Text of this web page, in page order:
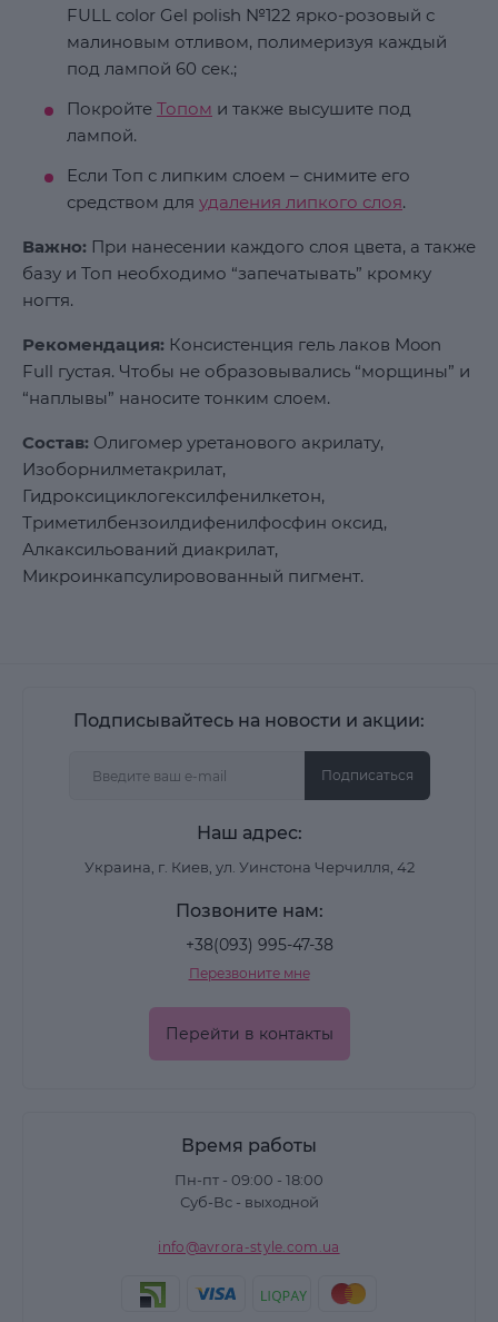
FULL color Gel polish №122 ярко-розовый с
малиновым отливом, полимеризуя каждый
под лампой 60 сек.;
Покройте Топом и также высушите под
лампой.
Если Топ с липким слоем – снимите его
средством для удаления липкого слоя.
Важно: При нанесении каждого слоя цвета, а также
базу и Топ необходимо “запечатывать” кромку
ногтя.
Рекомендация: Консистенция гель лаков Moon
Full густая. Чтобы не образовывались “морщины” и
“наплывы” наносите тонким слоем.
Состав: Олигомер уретанового акрилату,
Изоборнилметакрилат,
Гидроксициклогексилфенилкетон,
Триметилбензоилдифенилфосфин оксид,
Алкаксильований диакрилат,
Микроинкапсулировованный пигмент.
Подписывайтесь на новости и акции:
Подписаться
Наш адрес:
Украина, г. Киев, ул. Уинстона Черчилля, 42
Позвоните нам:
+38(093) 995-47-38
Перезвоните мне
Перейти в контакты
Время работы
Пн-пт - 09:00 - 18:00
Суб-Вс - выходной
info@avrora-style.com.ua